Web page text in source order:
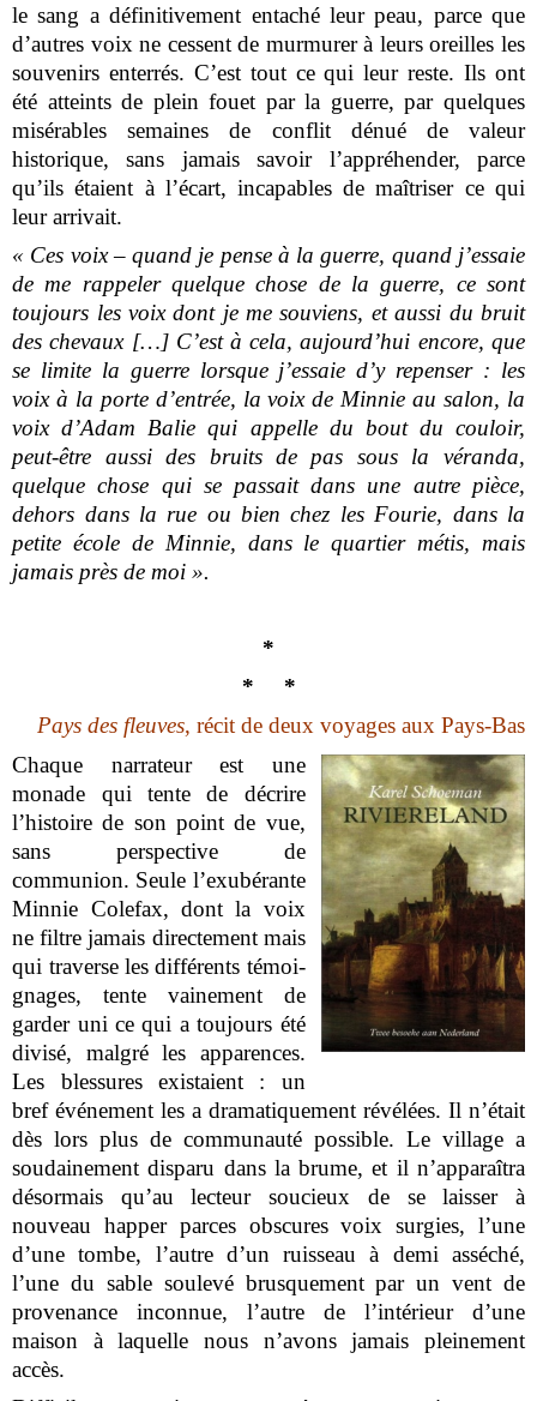
le sang a définitivement entaché leur peau, parce que
d’autres voix ne cessent de murmurer à leurs oreilles les
souvenirs enterrés. C’est tout ce qui leur reste. Ils ont
été atteints de plein fouet par la guerre, par quelques
misérables semaines de conflit dénué de valeur
historique, sans jamais savoir l’appréhender, parce
qu’ils étaient à l’écart, incapables de maîtriser ce qui
leur arrivait.
« Ces voix – quand je pense à la guerre, quand j’essaie
de me rappeler quelque chose de la guerre, ce sont
toujours les voix dont je me souviens, et aussi du bruit
des chevaux […] C’est à cela, aujourd’hui encore, que
se limite la guerre lorsque j’essaie d’y repenser : les
voix à la porte d’entrée, la voix de Minnie au salon, la
voix d’Adam Balie qui appelle du bout du couloir,
peut-être aussi des bruits de pas sous la véranda,
quelque chose qui se passait dans une autre pièce,
dehors dans la rue ou bien chez les Fourie, dans la
petite école de Minnie, dans le quartier métis, mais
jamais près de moi ».
*
*
*
Pays des fleuves, récit de deux voyages aux Pays-Bas
Chaque narrateur est une
monade qui tente de décrire
l’histoire de son point de vue,
sans perspective de
communion. Seule l’exubérante
Minnie Colefax, dont la voix
ne filtre jamais directement mais
qui traverse les différents témoi-
gnages, tente vainement de
garder uni ce qui a toujours été
divisé, malgré les apparences.
Les blessures existaient : un
bref événement les a dramatiquement révélées. Il n’était
dès lors plus de communauté possible. Le village a
soudainement disparu dans la brume, et il n’apparaîtra
désormais qu’au lecteur soucieux de se laisser à
nouveau happer parces obscures voix surgies, l’une
d’une tombe, l’autre d’un ruisseau à demi asséché,
l’une du sable soulevé brusquement par un vent de
provenance inconnue, l’autre de l’intérieur d’une
maison à laquelle nous n’avons jamais pleinement
accès.